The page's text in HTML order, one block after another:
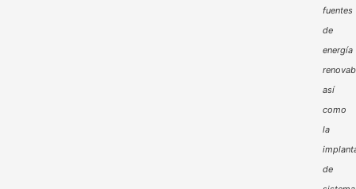
fuentes
de
energía
así
como
la
de